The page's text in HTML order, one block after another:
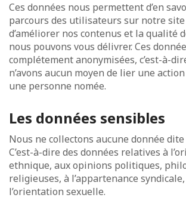
Ces données nous permettent d’en
parcours des utilisateurs sur notre
d’améliorer nos contenus et la qualité
nous pouvons vous délivrer. Ces
complétement anonymisées, c’est-à-
n’avons aucun moyen de lier une
une personne nomée.
Les données sensibles
Nous ne collectons aucune donnée dite
C’est-à-dire des données relatives à
ethnique, aux opinions politiques,
religieuses, à l’appartenance
l’orientation sexuelle.